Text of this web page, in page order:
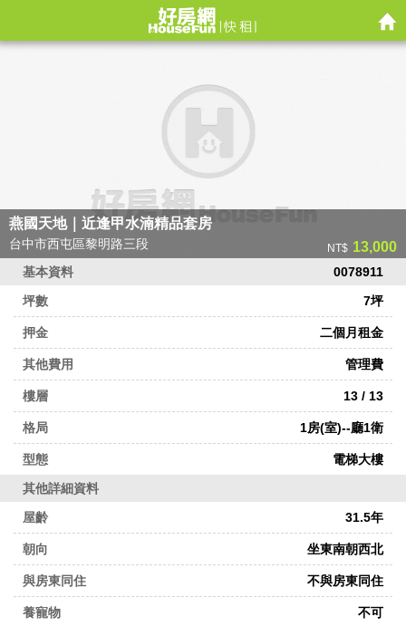
燕國天地｜近逢甲水湳精品套房
台中市西屯區黎明路三段 NT$ 13,000
基本資料
0078911
坪數
7坪
押金 二個月租金
其他費用 管理費
樓層 13 / 13
格局 1房(室)--廳1衛
型態
電梯大樓
其他詳細資料
屋齡
31.5年
朝向 坐東南朝西北
與房東同住 不與房東同住
養寵物 不可
不
動
產
沙
鹿
北
勢
金